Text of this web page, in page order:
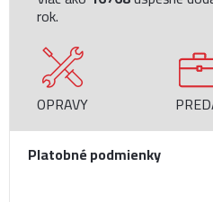
rok.
OPRAVY
Platobné podmienky